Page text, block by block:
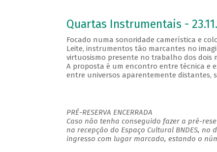
Quartas Instrumentais -
Focado numa sonoridade camerística e
Leite, instrumentos tão marcantes no
virtuosismo presente no trabalho dos dois
A proposta é um encontro entre técnica e
entre universos aparentemente distantes,
PRÉ-RESERVA ENCERRADA
Caso não tenha conseguido fazer a pré-
na recepção do Espaço Cultural BNDES,
ingresso com lugar marcado, estando o